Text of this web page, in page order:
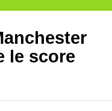
le score